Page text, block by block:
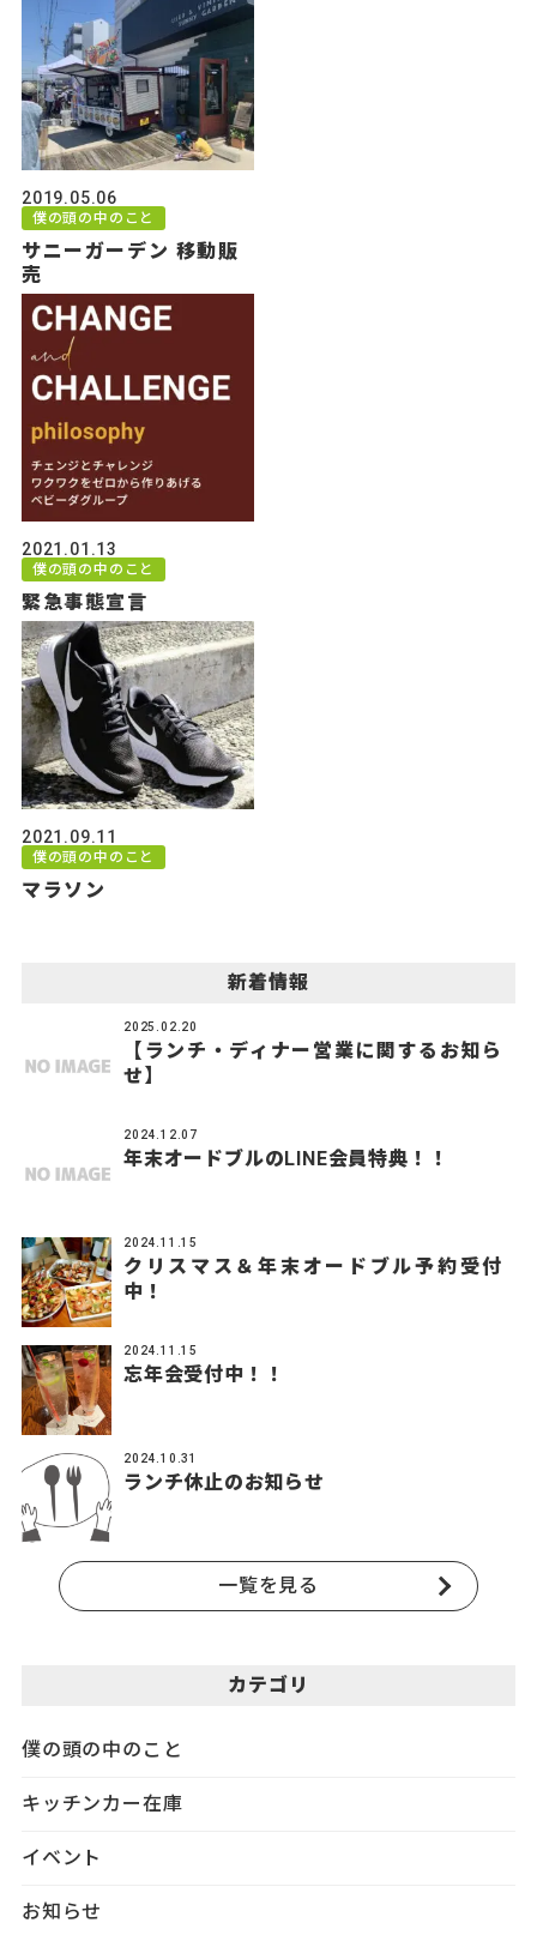
2019.05.06
僕の頭の中のこと
サニーガーデン 移動販
売
2021.01.13
僕の頭の中のこと
緊急事態宣言
2021.09.11
僕の頭の中のこと
マラソン
新着情報
2025.02.20
【ランチ・ディナー営業に関するお知ら
せ】
2024.12.07
年末オードブルのLINE会員特典！！
2024.11.15
クリスマス＆年末オードブル予約受付
中！
2024.11.15
忘年会受付中！！
2024.10.31
ランチ休止のお知らせ
一覧を見る
カテゴリ
僕の頭の中のこと
キッチンカー在庫
イベント
お知らせ